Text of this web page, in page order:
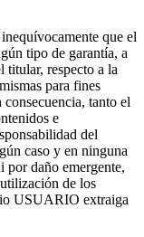
que el
tipo de garantía, a
titular, respecto a la
para fines
tanto el
e
del
caso y en ninguna
por daño emergente,
de los
USUARIO extraiga